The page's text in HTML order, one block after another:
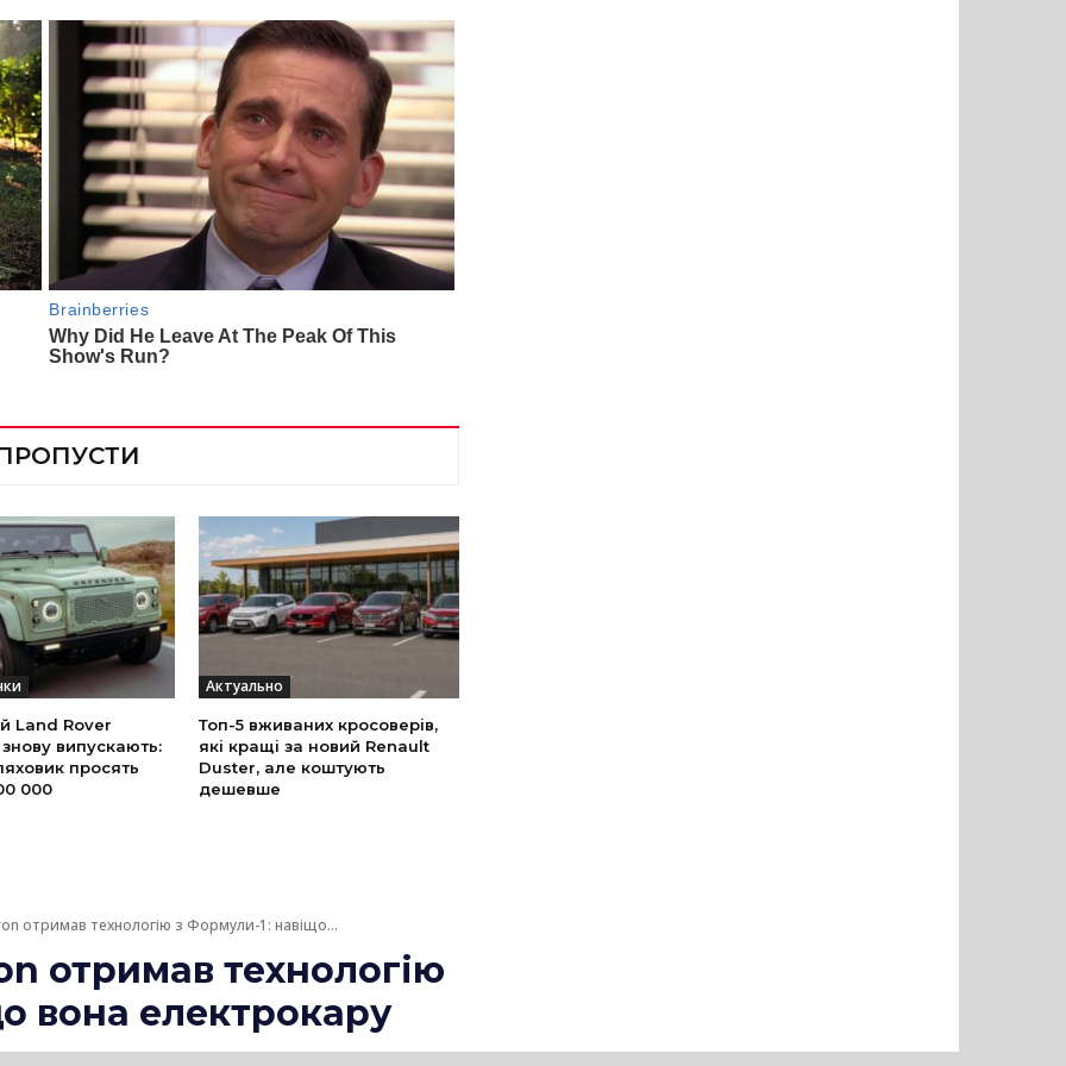
Land Rover
випускають:
просять
000
Актуально
Топ-5 вживаних кросоверів,
які кращі за новий Renault
Duster, але коштують
дешевше